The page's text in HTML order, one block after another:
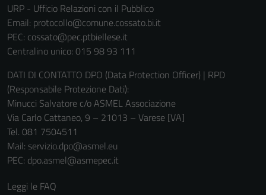
URP - Ufficio Relazioni con il Pubblico
Email: protocollo@comune.cossato.bi.it
PEC: cossato@pec.ptbiellese.it
Centralino unico: 015 98 93 111
DATI DI CONTATTO DPO (Data Protection Officer) | RPD
(Responsabile Protezione Dati):
Minucci Salvatore c/o ASMEL Associazione
Via Carlo Cattaneo, 9 – 21013 – Varese [VA]
Tel. 081 7504511
Mail: servizio.dpo@asmel.eu
PEC: dpo.asmel@asmepec.it
Leggi le FAQ